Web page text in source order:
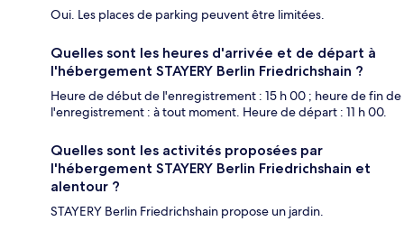
Oui. Les places de parking peuvent être limitées.
Quelles sont les heures d'arrivée et de départ à
l'hébergement STAYERY Berlin Friedrichshain ?
Heure de début de l'enregistrement : 15 h 00 ; heure de fin de
l'enregistrement : à tout moment. Heure de départ : 11 h 00.
Quelles sont les activités proposées par
l'hébergement STAYERY Berlin Friedrichshain et
alentour ?
STAYERY Berlin Friedrichshain propose un jardin.